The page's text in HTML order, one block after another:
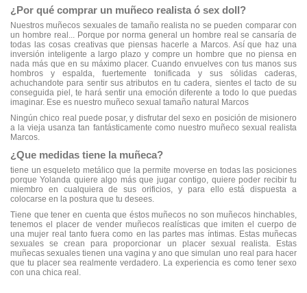
¿Por qué comprar un muñeco realista ó sex doll?
Nuestros muñecos sexuales de tamaño realista no se pueden comparar con
un hombre real... Porque por norma general un hombre real se cansaría de
todas las cosas creativas que piensas hacerle a Marcos. Así que haz una
inversión inteligente a largo plazo y compre un hombre que no piensa en
nada más que en su máximo placer. Cuando envuelves con tus manos sus
hombros y espalda, fuertemente tonificada y sus sólidas caderas,
achuchandote para sentir sus atributos en tu cadera, sientes el tacto de su
conseguida piel, te hará sentir una emoción diferente a todo lo que puedas
imaginar. Ese es nuestro muñeco sexual tamaño natural Marcos
Ningún chico real puede posar, y disfrutar del sexo en posición de misionero
a la vieja usanza tan fantásticamente como nuestro muñeco sexual realista
Marcos.
¿Que medidas tiene la muñeca?
tiene un esqueleto metálico que la permite moverse en todas las posiciones
porque Yolanda quiere algo más que jugar contigo, quiere poder recibir tu
miembro en cualquiera de sus orificios, y para ello está dispuesta a
colocarse en la postura que tu desees.
Tiene que tener en cuenta que éstos muñecos no son muñecos hinchables,
tenemos el placer de vender muñecos realísticas que imiten el cuerpo de
una mujer real tanto fuera como en las partes mas íntimas. Estas muñecas
sexuales se crean para proporcionar un placer sexual realista. Estas
muñecas sexuales tienen una vagina y ano que simulan uno real para hacer
que tu placer sea realmente verdadero. La experiencia es como tener sexo
con una chica real.